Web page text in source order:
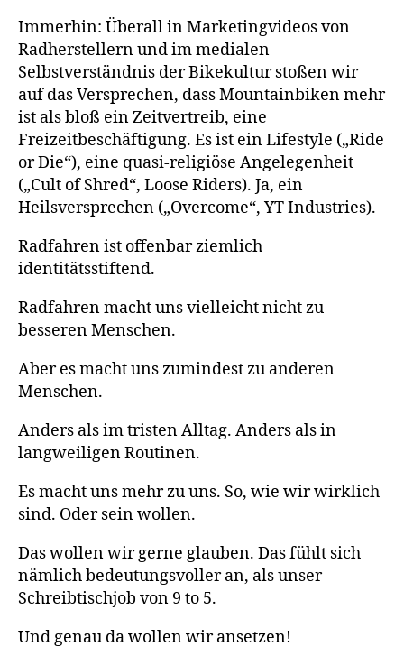
Immerhin: Überall in Marketingvideos von
Radherstellern und im medialen
Selbstverständnis der Bikekultur stoßen wir
auf das Versprechen, dass Mountainbiken mehr
ist als bloß ein Zeitvertreib, eine
Freizeitbeschäftigung. Es ist ein Lifestyle („Ride
or Die“), eine quasi-religiöse Angelegenheit
(„Cult of Shred“, Loose Riders). Ja, ein
Heilsversprechen („Overcome“, YT Industries).
Radfahren ist offenbar ziemlich
identitätsstiftend.
Radfahren macht uns vielleicht nicht zu
besseren Menschen.
Aber es macht uns zumindest zu anderen
Menschen.
Anders als im tristen Alltag. Anders als in
langweiligen Routinen.
Es macht uns mehr zu uns. So, wie wir wirklich
sind. Oder sein wollen.
Das wollen wir gerne glauben. Das fühlt sich
nämlich bedeutungsvoller an, als unser
Schreibtischjob von 9 to 5.
Und genau da wollen wir ansetzen!